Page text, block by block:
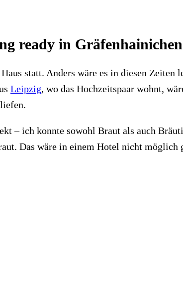
ready in Gräfenhainichen
statt. Anders wäre es in diesen
Leipzig, wo das Hochzeitspaar wohnt,
– ich konnte sowohl Braut als auch
Das wäre in einem Hotel nicht möglich